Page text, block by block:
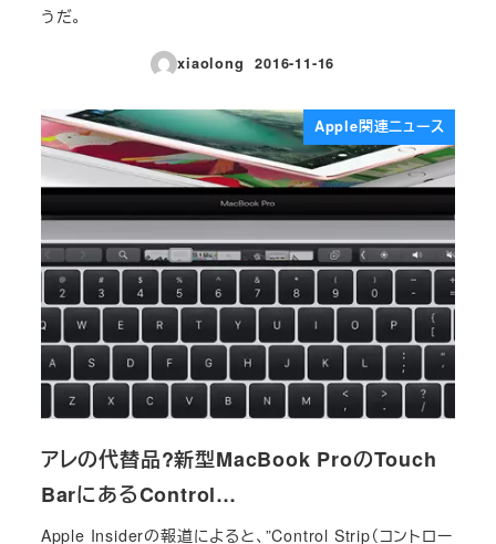
うだ。
xiaolong
投稿日
2016-11-16
Apple関連ニュース
アレの代替品?新型MacBook ProのTouch
BarにあるControl…
Apple Insiderの報道によると、”Control Strip（コントロー